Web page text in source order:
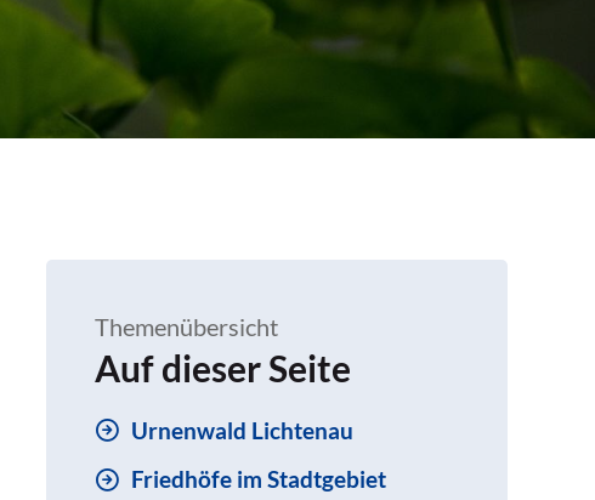
Themenübersicht
Auf dieser Seite
Urnenwald Lichtenau
Friedhöfe im Stadtgebiet